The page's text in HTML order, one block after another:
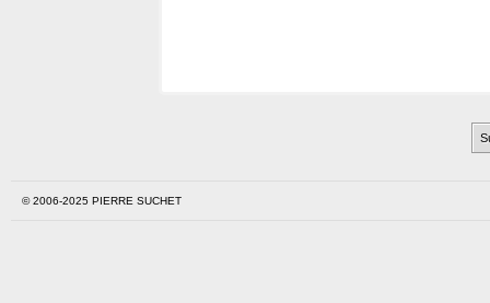
© 2006-2025 PIERRE SUCHET